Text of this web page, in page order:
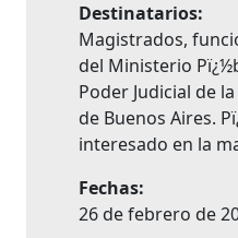
Destinatarios:
Magistrados,
del Ministerio
Poder Judicial de
de Buenos Aires.
interesado en la
Fechas:
26 de febrero de